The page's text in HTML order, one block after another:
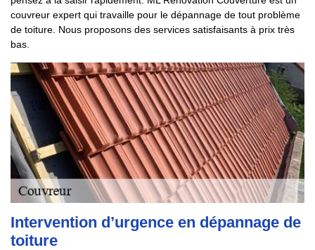
couvreur expert qui travaille pour le dépannage de tout problème
de toiture. Nous proposons des services satisfaisants à prix très
bas.
Intervention d’urgence en dépannage de
toiture